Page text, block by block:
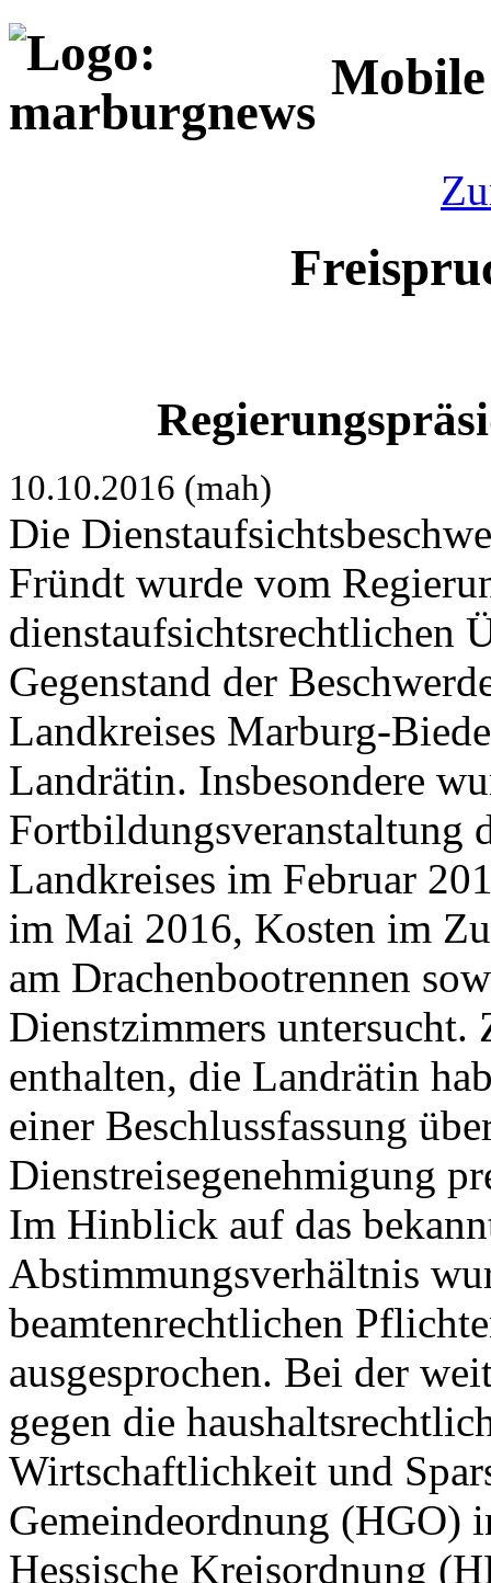
10.10.2016 (mah)
Die
Fründt wurde vom
dienstaufsichtsrechtlichen
Gegenstand der
Landkreises Marburg-
Landrätin. Insbesondere
Fortbildungsveranstaltung
Landkreises im Februar
im Mai 2016, Kosten im
am Drachenbootrennen
Dienstzimmers
enthalten, die Landrätin
einer Beschlussfassung
Dienstreisegenehmigung
Im Hinblick auf das
Abstimmungsverhältnis
beamtenrechtlichen
ausgesprochen. Bei der
gegen die
Wirtschaftlichkeit und
Gemeindeordnung (HGO)
Hessische Kreisordnung